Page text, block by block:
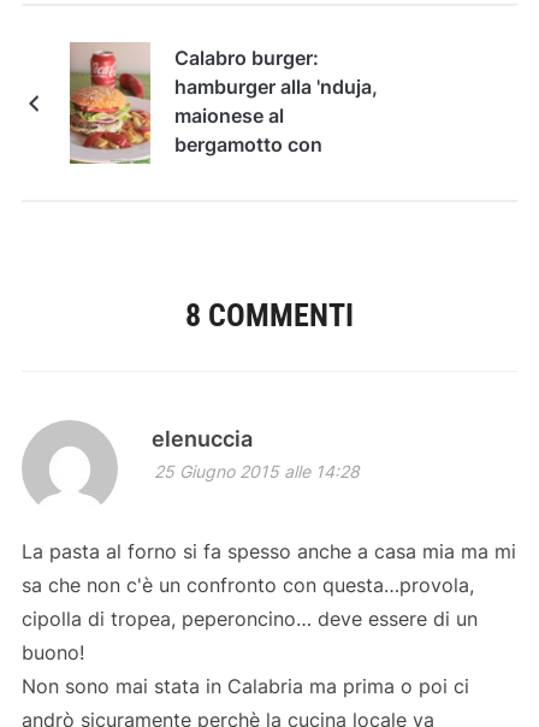
Calabro burger:
hamburger alla 'nduja,
maionese al
bergamotto con
8 COMMENTI
elenuccia
25 Giugno 2015 alle 14:28
La pasta al forno si fa spesso anche a casa mia ma mi
sa che non c'è un confronto con questa…provola,
cipolla di tropea, peperoncino… deve essere di un
buono!
Non sono mai stata in Calabria ma prima o poi ci
andrò sicuramente perchè la cucina locale va